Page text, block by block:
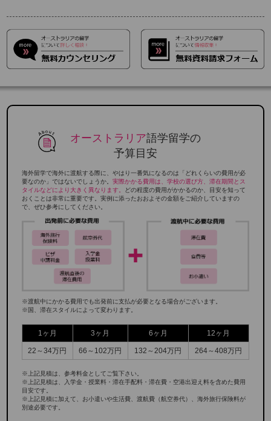
オーストラリア語学留学の
予算目安
海外留学で海外に渡航する際に、やはり一番気になるのは「どれくらいの費用が必
要なのか」ではないでしょうか。 実際かかる費用は、学校の選び方、滞在期間とス
タイルなどにより大きく異なります。
どの程度の費用がかかるのか、目安を知って
おくことは非常に重要です。実例に添ったおおよその金額をご紹介していますの
で、ぜひ参考にしてください。
※渡航中にかかる費用でも出発前に支払が必要となる場合がございます。
※国、滞在スタイルによって変わります。
1ヶ月 3ヶ月 6ヶ月 12ヶ月
22～34万円 66～102万円 132～204万円 264～408万円
※上記見積は、参考料金としてご覧下さい。
※上記見積は、入学金・授業料・滞在手配料・滞在費・空港出迎え料を含めた費用
目安です。
※上記見積に加えて、お小遣いや生活費、渡航費（航空券代）、海外旅行保険料が
別途必要です。